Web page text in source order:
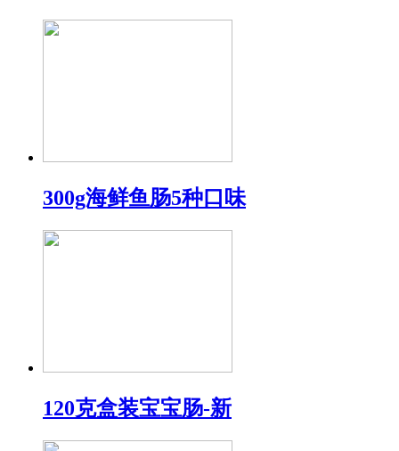
300g海鲜鱼肠5种口味
120克盒装宝宝肠-新